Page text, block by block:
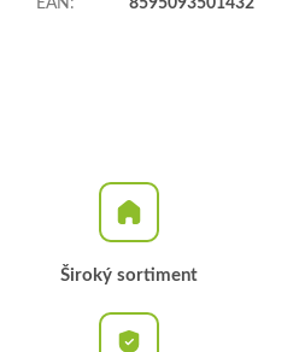
EAN : 8595093501432
Široký sortiment